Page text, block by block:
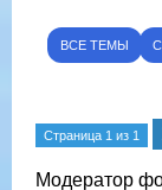
ВСЕ ТЕМЫ
Страница 1 из 1
Модератор